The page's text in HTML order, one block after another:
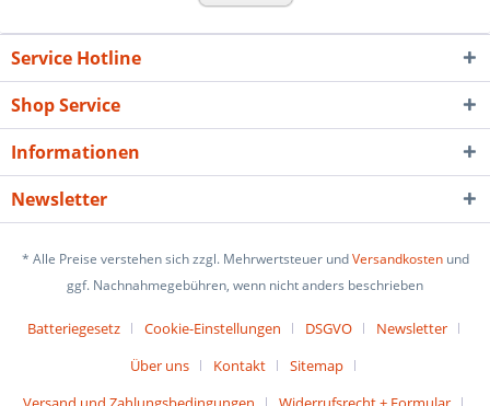
Service Hotline
Shop Service
Informationen
Newsletter
* Alle Preise verstehen sich zzgl. Mehrwertsteuer undVersandkostenund
ggf. Nachnahmegebühren, wenn nicht anders beschrieben
Batteriegesetz Cookie-Einstellungen DSGVO
Newsletter
Über uns
Kontakt
Sitemap